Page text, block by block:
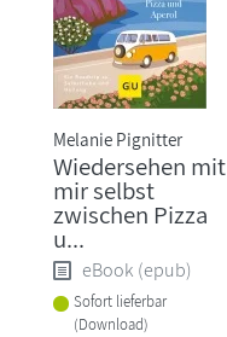
Melanie Pignitter
Wiedersehen mit
mir selbst
zwischen Pizza
u...
eBook (epub)
Sofort lieferbar
(Download)